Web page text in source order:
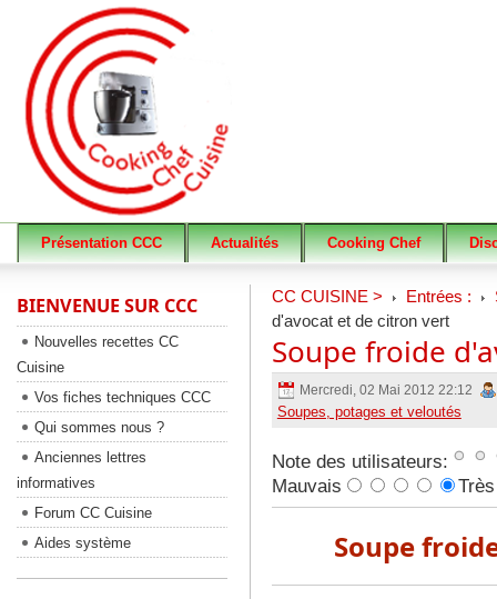
Présentation CCC Actualités Cooking Chef
CC CUISINE > Entrées :
d'avocat et de citron vert
Soupe froide
Mercredi, 02 Mai 2012 22:12
Soupes, potages et veloutés
Note des utilisateurs:
Mauvais
Soupe
BIENVENUE SUR CCC
Nouvelles recettes CC
Cuisine
Vos fiches techniques CCC
Qui sommes nous ?
Anciennes lettres
informatives
Forum CC Cuisine
Aides système